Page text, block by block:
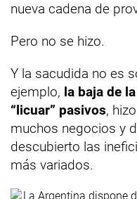
nueva cadena de
Pero no se hizo.
Y la sacudida no es
ejemplo, la baja de
“licuar” pasivos,
muchos negocios y
descubierto las
más variados.